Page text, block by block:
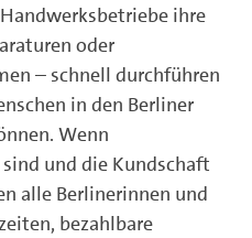
ihre
oder
– schnell durchführen
in den Berliner
Wenn
und die Kundschaft
alle Berlinerinnen und
bezahlbare